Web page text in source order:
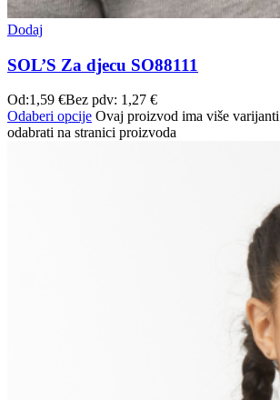
Dodaj
SOL’S Za djecu SO88111
Od:1,59 €Bez pdv: 1,27 €
Odaberi opcije Ovaj proizvod ima više
odabrati na stranici proizvoda